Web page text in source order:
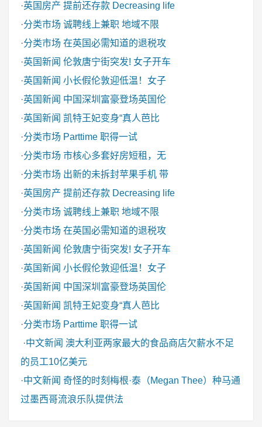
·英国房产 提前还存款 Decreasing life
·分类市场 诚聘线上兼职 地域不限
·分类市场 在英国必需知道的退税攻
·英国新闻 伦敦唐宁街突发! 女子开车
·英国新闻 小长假伦敦迎低温！女子
·英国新闻 中国深圳富豪登场英国伦
·英国新闻 凯特王妃变身“真人芭比
·分类市场 Parttime 职得一试
·分类市场 市核心多套好房短租，无
·分类市场 出新的未拆封苹果手机 带
·英国房产 提前还存款 Decreasing life
·分类市场 诚聘线上兼职 地域不限
·分类市场 在英国必需知道的退税攻
·英国新闻 伦敦唐宁街突发! 女子开车
·英国新闻 小长假伦敦迎低温！女子
·英国新闻 中国深圳富豪登场英国伦
·英国新闻 凯特王妃变身“真人芭比
·分类市场 Parttime 职得一试
·中文新闻 澳大利亚两家最大的食品商店欠薪水不足
的员工10亿美元
·中文新闻 奇怪的时刻梅根·泰（Megan Thee）种马通
过墨西哥流浪乐队提供法